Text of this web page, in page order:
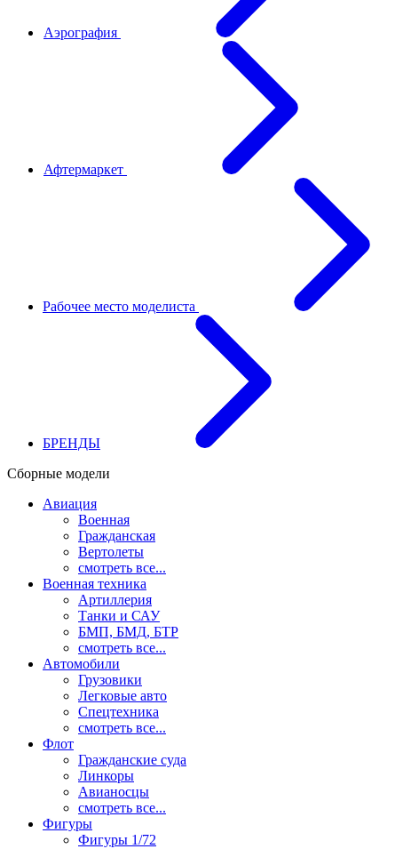
Аэрография
Афтермаркет
Рабочее место моделиста
БРЕНДЫ
Сборные модели
Авиация
Военная
Гражданская
Вертолеты
смотреть все...
Военная техника
Артиллерия
Танки и САУ
БМП, БМД, БТР
смотреть все...
Автомобили
Грузовики
Легковые авто
Спецтехника
смотреть все...
Флот
Гражданские суда
Линкоры
Авианосцы
смотреть все...
Фигуры
Фигуры 1/72